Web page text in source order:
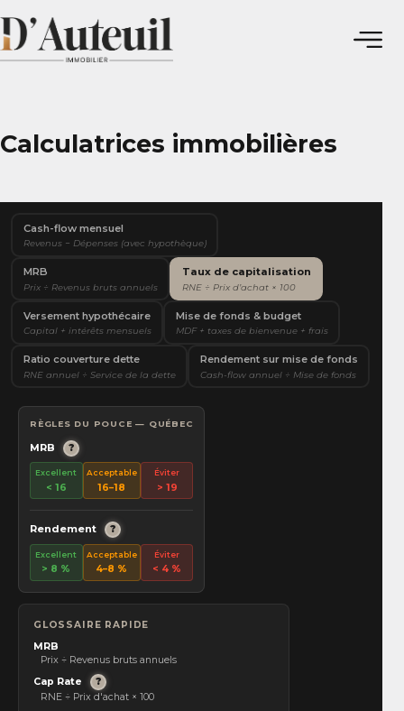
Calculatrices immobilières
Cash-flow mensuel
Revenus − Dépenses (avec hypothèque)
MRB
Prix ÷ Revenus bruts annuels
Taux de capitalisation
RNE ÷ Prix d’achat × 100
Versement hypothécaire
Capital + intérêts mensuels
Mise de fonds & budget
MDF + taxes de bienvenue + frais
Ratio couverture dette
RNE annuel ÷ Service de la dette
Rendement sur mise de fonds
Cash-flow annuel ÷ Mise de fonds
RÈGLES DU POUCE — QUÉBEC
MRB ?
Excellent
< 16
Acceptable
16–18
Éviter
> 19
Rendement ?
Excellent
> 8 %
Acceptable
4–8 %
Éviter
< 4 %
GLOSSAIRE RAPIDE
MRB
Prix ÷ Revenus bruts annuels
Cap Rate
?
RNE ÷ Prix d'achat × 100